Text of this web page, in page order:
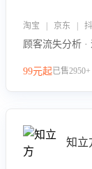
淘宝 | 京东 |
顾客流失分析 ·
99元起已售2950+
知立